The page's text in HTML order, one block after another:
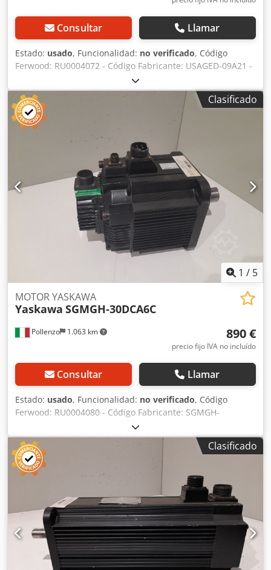
Consultar Llamar
Estado: usado, Funcionalidad: no verificado, Código
Ferwood: RU0004072 - Código Fabricante: USAGED-09A21 -
Estado: Usado - Funcionalidad: No probado - Si está
interesado ofrecemos un servicio de revisión, contáctenos.
Crsdpfx Ahev D Ihljfef
Clasificado
1 / 5
Pollenzo 1.063 km
MOTOR YASKAWA
Yaskawa SGMGH-30DCA6C
890 €
precio fijo IVA no incluído
Consultar Llamar
Estado: usado, Funcionalidad: no verificado, Código
Ferwood: RU0004080 - Código Fabricante: SGMGH-
30DCA6C - Estado: Usado - Funcionalidad: No probado - Si
está interesado ofrecemos un servicio de revisión,
consúltenos. Cjdpfx Ajv Ed Hyjhferf
Clasificado